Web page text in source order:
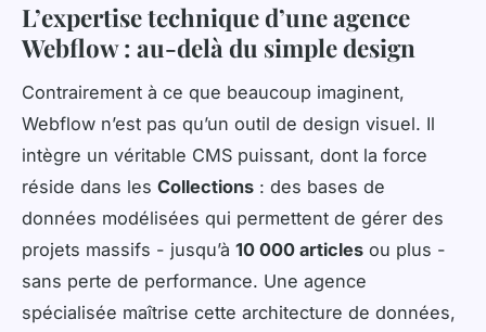
L’expertise technique d’une agence
Webflow : au-delà du simple design
Contrairement à ce que beaucoup imaginent,
Webflow n’est pas qu’un outil de design visuel. Il
intègre un véritable CMS puissant, dont la force
réside dans les Collections : des bases de
données modélisées qui permettent de gérer des
projets massifs - jusqu’à 10 000 articles ou plus -
sans perte de performance. Une agence
spécialisée maîtrise cette architecture de données,